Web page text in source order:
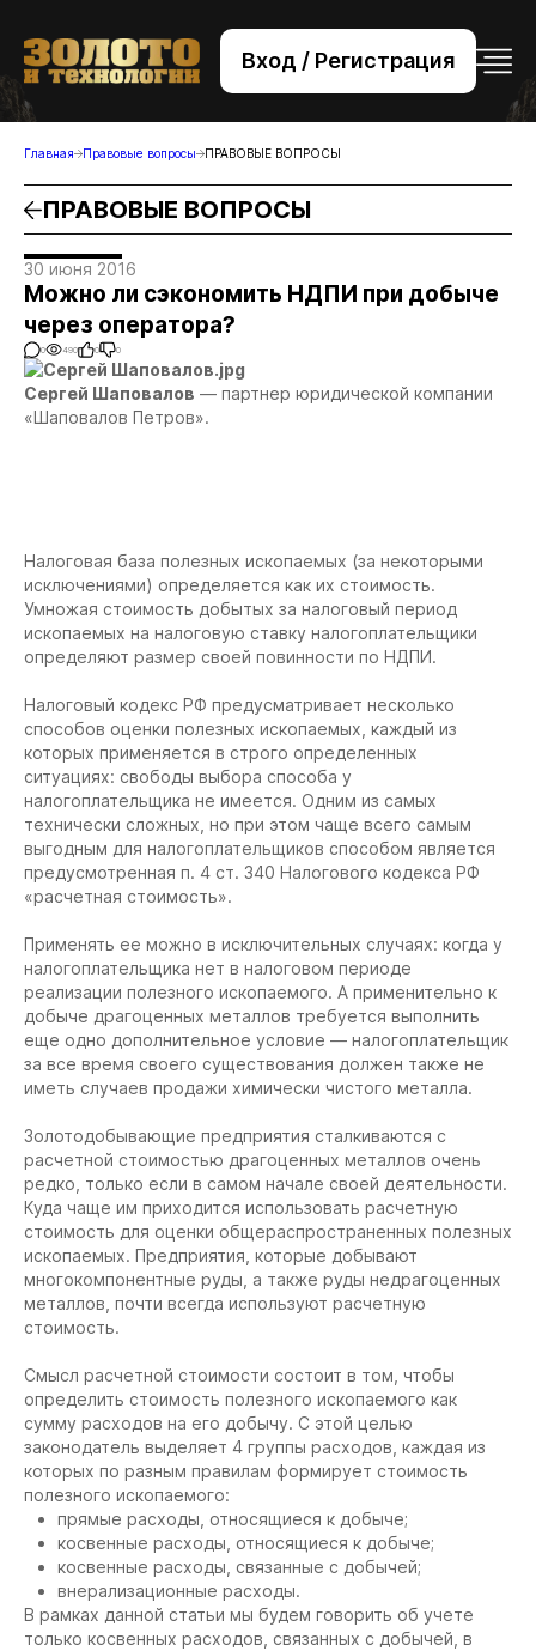
Вход / Регистрация
+7 (495) 221-76-32
bsv@zolteh.ru
Главная Правовые вопросы ПРАВОВЫЕ ВОПРОСЫ
ПРАВОВЫЕ ВОПРОСЫ
30 июня 2016
Можно ли сэкономить НДПИ при добыче
через оператора?
0 490 0 0
Сергей Шаповалов — партнер юридической компании
«Шаповалов Петров».
Налоговая база полезных ископаемых (за некоторыми
исключениями) определяется как их стоимость.
Умножая стоимость добытых за налоговый период
ископаемых на налоговую ставку налогоплательщики
определяют размер своей повинности по НДПИ.
Налоговый кодекс РФ предусматривает несколько
способов оценки полезных ископаемых, каждый из
которых применяется в строго определенных
ситуациях: свободы выбора способа у
налогоплательщика не имеется. Одним из самых
технически сложных, но при этом чаще всего самым
выгодным для налогоплательщиков способом является
предусмотренная п. 4 ст. 340 Налогового кодекса РФ
«расчетная стоимость».
Применять ее можно в исключительных случаях: когда у
налогоплательщика нет в налоговом периоде
реализации полезного ископаемого. А применительно к
добыче драгоценных металлов требуется выполнить
еще одно дополнительное условие — налогоплательщик
за все время своего существования должен также не
иметь случаев продажи химически чистого металла.
Золотодобывающие предприятия сталкиваются с
расчетной стоимостью драгоценных металлов очень
редко, только если в самом начале своей деятельности.
Куда чаще им приходится использовать расчетную
стоимость для оценки общераспространенных полезных
ископаемых. Предприятия, которые добывают
многокомпонентные руды, а также руды недрагоценных
металлов, почти всегда используют расчетную
стоимость.
Смысл расчетной стоимости состоит в том, чтобы
определить стоимость полезного ископаемого как
сумму расходов на его добычу. С этой целью
законодатель выделяет 4 группы расходов, каждая из
которых по разным правилам формирует стоимость
полезного ископаемого:
прямые расходы, относящиеся к добыче;
косвенные расходы, относящиеся к добыче;
косвенные расходы, связанные с добычей;
внерализационные расходы.
В рамках данной статьи мы будем говорить об учете
только косвенных расходов, связанных с добычей, в